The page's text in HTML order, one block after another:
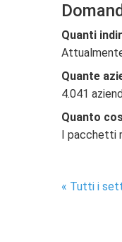
Quanti
Quante
4.041
Quanto
I pacchetti
« Tutti i